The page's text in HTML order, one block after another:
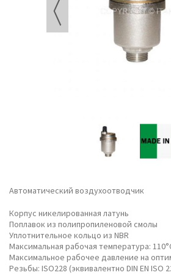
Автоматический воздухоотводчик
Корпус никелированная латунь
Поплавок из полипропиленовой смолы
Уплотнительное кольцо из NBR
Максимальная рабочая температура:
Максимальное рабочее давление на
Резьбы: ISO228 (эквивалентно DIN EN